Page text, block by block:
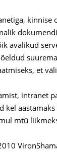
kinnise
avalikud
et
intranet
kel aastamaks
mtü